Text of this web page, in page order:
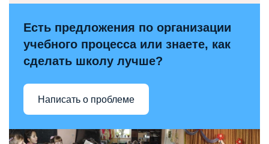
Есть предложения по организации
учебного процесса или знаете, как
сделать школу лучше?
Написать о проблеме